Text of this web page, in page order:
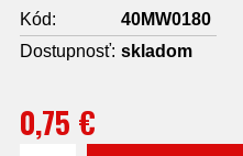
Kód:
40MW0180
Dostupnosť: skladom
0,75 €